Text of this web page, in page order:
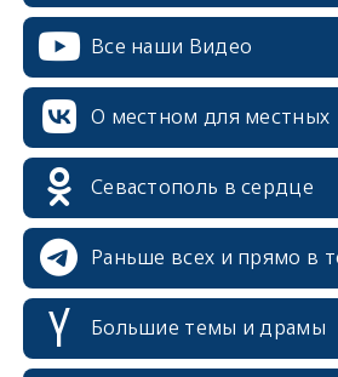
Все наши Видео
О местном для местных
Севастополь в сердце
Раньше всех и прямо в
Большие темы и драмы